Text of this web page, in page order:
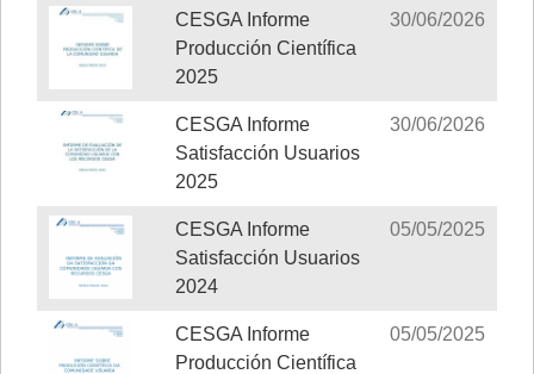
CESGA Informe
Producción Científica
2025
30/06/2026
CESGA Informe
Satisfacción Usuarios
2025
30/06/2026
CESGA Informe
Satisfacción Usuarios
2024
05/05/2025
CESGA Informe
Producción Científica
05/05/2025